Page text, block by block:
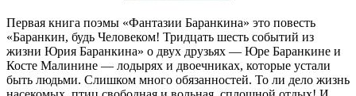
Первая книга поэмы «Фантазии Баранкина» это повесть
«Баранкин, будь Человеком! Тридцать шесть событий из
жизни Юрия Баранкина» о двух друзьях — Юре Баранкине и
Косте Малинине — лодырях и двоечниках, которые устали
быть людьми. Слишком много обязанностей. То ли дело жизнь